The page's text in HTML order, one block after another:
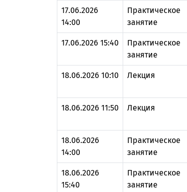
17.06.2026
14:00
Практическое
занятие
17.06.2026 15:40
Практическое
занятие
18.06.2026 10:10 Лекция
18.06.2026 11:50 Лекция
18.06.2026
14:00
Практическое
занятие
18.06.2026
15:40
Практическое
занятие